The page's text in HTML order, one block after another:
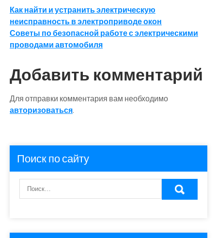
Навигация
по
записям
Как найти и устранить электрическую
неисправность в электроприводе окон
Советы по безопасной работе с электрическими
проводами автомобиля
Добавить комментарий
Для отправки комментария вам необходимо
авторизоваться.
Поиск по сайту